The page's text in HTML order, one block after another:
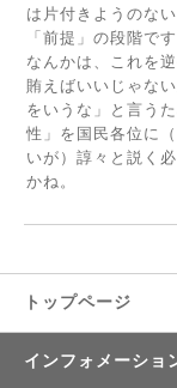
は片付きようのな
「前提」の段階で
なんかは、これを
賄えばいいじゃな
をいうな」と言う
性」を国民各位に
いが）諄々と説く
かね。
トップページ
インフォメーショ